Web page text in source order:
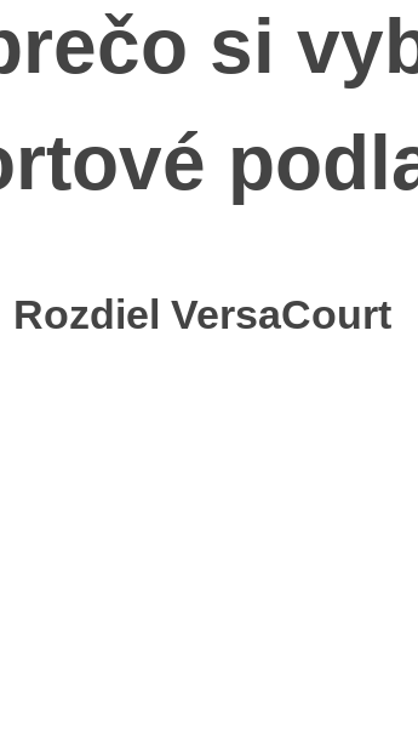
si
Rozdiel VersaCourt